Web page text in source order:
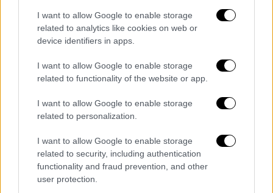
I want to allow Google to enable storage
related to analytics like cookies on web or
device identifiers in apps.
I want to allow Google to enable storage
related to functionality of the website or app.
I want to allow Google to enable storage
related to personalization.
I want to allow Google to enable storage
related to security, including authentication
functionality and fraud prevention, and other
user protection.
Ξεκινώντας από τηΒουλιαγμένη, η δυσοσμία
έφτασε μέχρι τοΠεριστέρι, τοΓαλάτσι
Ίλιον, ακόμα και τοΜαρούσι
έχουν κινητοποιηθεί τα υπουργεία
Περιβάλλοντος και Κλιματικής Κρίσης.
165 - που έστειλαν οι πολίτες στο «112» την
ημέρα εκείνη. Τα περισσότερα μηνύματα και
πιο έντονη δυσοσμία εντοπίστηκαν στην
Καλλιθέα, τον Άλιμο και το Παλαιό Φάληρο
Ωστόσο, επειδή πολύ νωρίς το πρωί φύσαγε
δυτικός άνεμος,